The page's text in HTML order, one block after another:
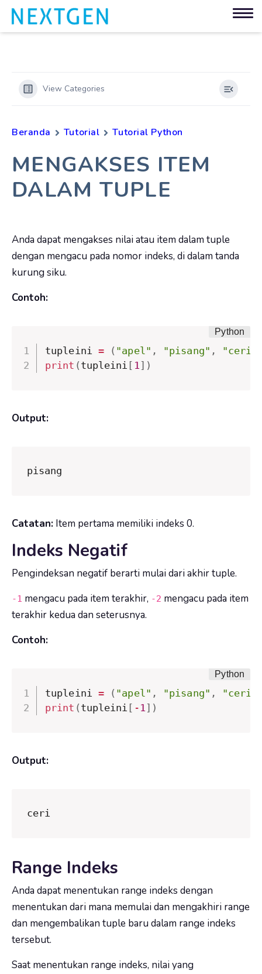
View Categories
Beranda Tutorial Tutorial Python
MENGAKSES ITEM
DALAM TUPLE
Anda dapat mengakses nilai atau item dalam tuple
dengan mengacu pada nomor indeks, di dalam tanda
kurung siku.
Contoh:
tupleini = ( "apel" , "pisang" , "ceri"
print ( tupleini [ 1 ] )
Output:
pisang
Catatan: Item pertama memiliki indeks 0.
Indeks Negatif
Pengindeksan negatif berarti mulai dari akhir tuple.
-1 mengacu pada item terakhir, -2 mengacu pada item
terakhir kedua dan seterusnya.
Contoh:
tupleini = ( "apel" , "pisang" , "ceri"
print ( tupleini [ - 1 ] )
Output:
ceri
Range Indeks
Anda dapat menentukan range indeks dengan
menentukan dari mana memulai dan mengakhiri range
dan mengembalikan tuple baru dalam range indeks
tersebut.
Saat menentukan range indeks, nilai yang